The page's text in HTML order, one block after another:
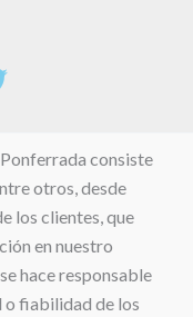
consiste
otros, desde
los clientes, que
en nuestro
hace responsable
o fiabilidad de los